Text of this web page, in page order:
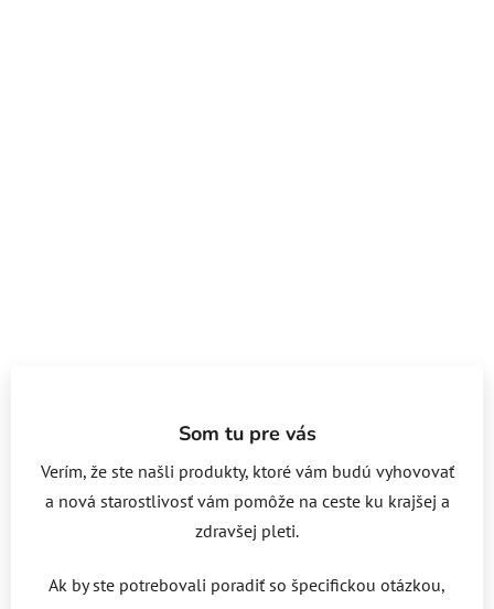
Som tu pre vás
Verím, že ste našli produkty, ktoré vám budú vyhovovať
a nová starostlivosť vám pomôže na ceste ku krajšej a
zdravšej pleti.
Ak by ste potrebovali poradiť so špecifickou otázkou,